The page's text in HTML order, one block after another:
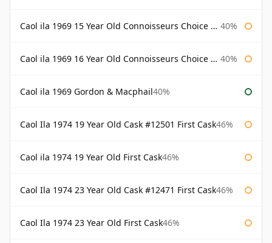
Caol ila 1969 15 Year Old Connoisseurs Choice Gordon & Macphail 40%
Caol ila 1969 16 Year Old Connoisseurs Choice Gordon & Macphail 40%
Caol ila 1969 Gordon & Macphail40%
Caol Ila 1974 19 Year Old Cask #12501 First Cask46%
Caol ila 1974 19 Year Old First Cask46%
Caol Ila 1974 23 Year Old Cask #12471 First Cask46%
Caol Ila 1974 23 Year Old First Cask46%